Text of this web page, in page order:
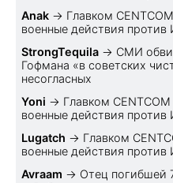
Anak → Главком
военные действия против
StrongTequila → СМИ
Гофмана «в советских
несогласных
Yoni → Главком
военные действия против
Lugatch → Главком
военные действия против
Avraam → Отец погибшей